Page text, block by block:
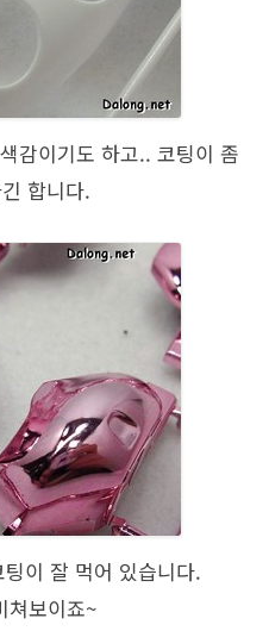
감이기도 하고.. 코팅이 좀
합니다.
이 잘 먹어 있습니다.
쳐보이죠~